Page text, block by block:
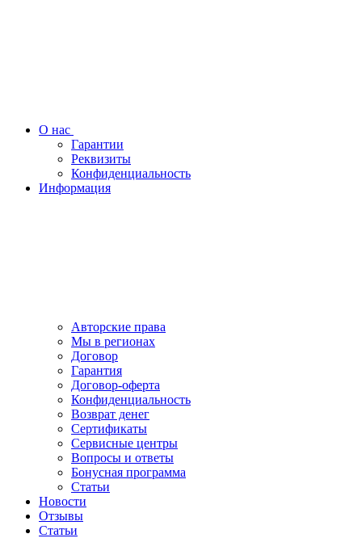
О нас
Гарантии
Реквизиты
Конфиденциальность
Информация
Авторские права
Мы в регионах
Договор
Гарантия
Договор-оферта
Конфиденциальность
Возврат денег
Сертификаты
Сервисные центры
Вопросы и ответы
Бонусная программа
Статьи
Новости
Отзывы
Статьи